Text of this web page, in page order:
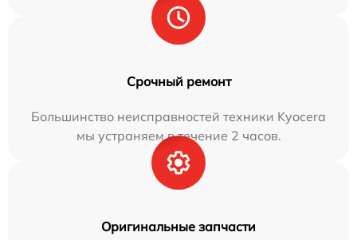
Срочный ремонт
Большинство неисправностей техники Kyocera
мы устраняем в течение 2 часов.
Оригинальные запчасти